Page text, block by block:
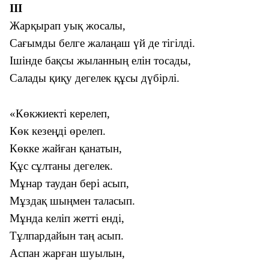
ІІІ
Жарқырап уық жосалы,
Сағымды белге жалаңаш үй де тігілді.
Ішінде бақсы жыланның елін тосады,
Салады қиқу дегелек құсы дүбірлі.
«Көкжиекті керелеп,
Көк кезеңді өрелеп.
Көкке жайған қанатын,
Құс сұлтаны дегелек.
Мұнар таудан бері асып,
Мұздақ шыңмен таласып.
Мұнда келіп жетті енді,
Тұлпардайын таң асып.
Аспан жарған шуылын,